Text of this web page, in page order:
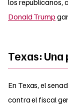
los republicanos,
Donald Trump
Texas:
En Texas, el
contra el fiscal